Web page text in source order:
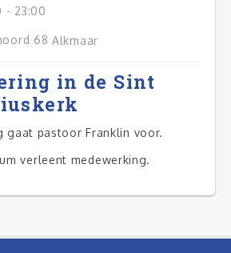
- 23:00
68 Alkmaar
in de Sint
gaat pastoor Franklin voor.
verleent medewerking.